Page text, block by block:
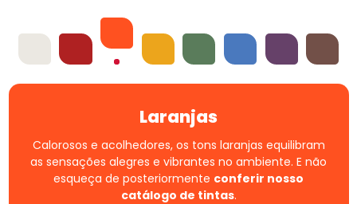
OffwhitesVermelhos
Laranjas
AmarelosVerdesAzuis Violetas
Laranjas
Calorosos e acolhedores, os tons laranjas equilibram
as sensações alegres e vibrantes no ambiente. E não
esqueça de posteriormente conferir nosso
catálogo de tintas.